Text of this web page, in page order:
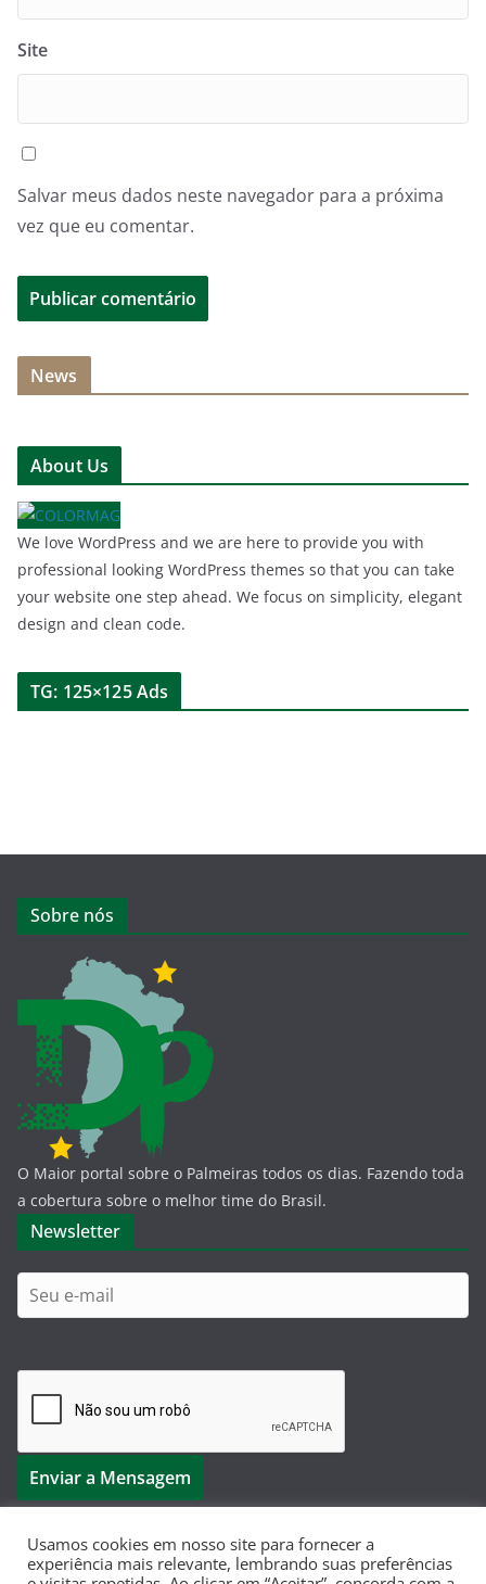
Site
Salvar meus dados neste navegador para a próxima
vez que eu comentar.
News
About Us
We love WordPress and we are here to provide you with
professional looking WordPress themes so that you can take
your website one step ahead. We focus on simplicity, elegant
design and clean code.
TG: 125×125 Ads
Sobre nós
O Maior portal sobre o Palmeiras todos os dias. Fazendo toda
a cobertura sobre o melhor time do Brasil.
Newsletter
Usamos cookies em nosso site para fornecer a
experiência mais relevante, lembrando suas preferências